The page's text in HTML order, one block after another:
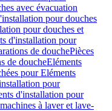
avec évacuation
pour douches
pour douches et
d'installation pour
de douchePièces
de doucheEléments
pour Eléments
pour
d'installation pour
à laver et lave-